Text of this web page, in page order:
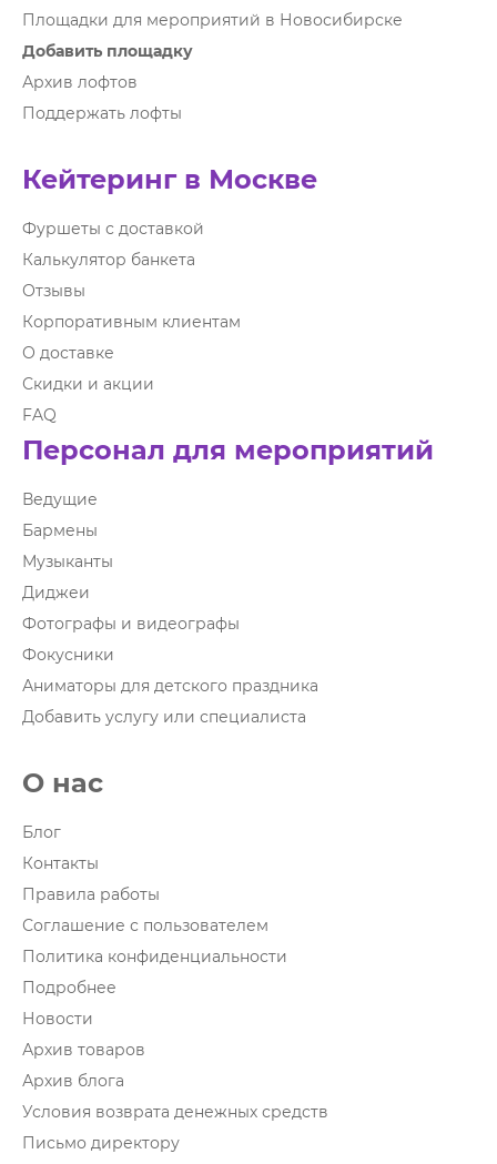
Площадки для мероприятий в Новосибирске
Добавить площадку
Архив лофтов
Поддержать лофты
Кейтеринг в Москве
Фуршеты с доставкой
Калькулятор банкета
Отзывы
Корпоративным клиентам
О доставке
Скидки и акции
FAQ
Персонал для мероприятий
Ведущие
Бармены
Музыканты
Диджеи
Фотографы и видеографы
Фокусники
Аниматоры для детского праздника
Добавить услугу или специалиста
О нас
Блог
Контакты
Правила работы
Соглашение с пользователем
Политика конфиденциальности
Подробнее
Новости
Архив товаров
Архив блога
Условия возврата денежных средств
Письмо директору